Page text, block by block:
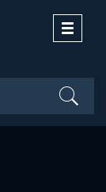
Toggle